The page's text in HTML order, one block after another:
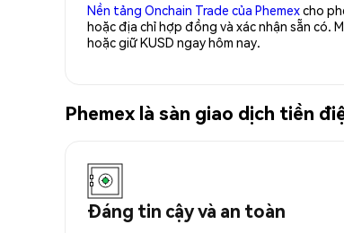
Nền tảng Onchain Trade của Phemexcho
hoặc địa chỉ hợp đồng và xác nhận sẵn có.
hoặc giữ KUSD ngay hôm nay.
Phemex là sàn giao dịch tiền
Đáng tin cậy và an toàn